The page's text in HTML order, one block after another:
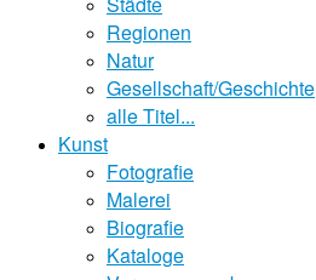
Regionen
Natur
Gesellschaft/Geschichte
alle Titel...
Kunst
Fotografie
Malerei
Biografie
Kataloge